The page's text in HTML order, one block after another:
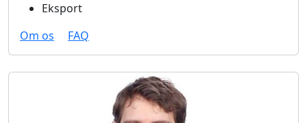
Eksport
Om os
FAQ